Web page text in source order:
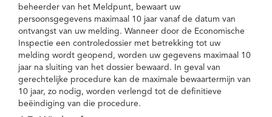
beheerder van het Meldpunt, bewaart uw
persoonsgegevens maximaal 10 jaar vanaf de datum van
ontvangst van uw melding. Wanneer door de Economische
Inspectie een controledossier met betrekking tot uw
melding wordt geopend, worden uw gegevens maximaal 10
jaar na sluiting van het dossier bewaard. In geval van
gerechtelijke procedure kan de maximale bewaartermijn van
10 jaar, zo nodig, worden verlengd tot de definitieve
beëindiging van die procedure.